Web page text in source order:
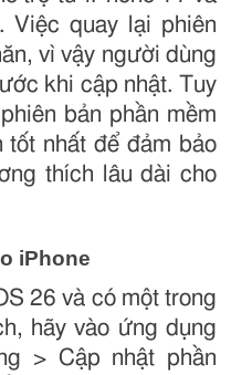
Việc quay lại phiên
vì vậy người dùng
khi cập nhật. Tuy
bản phần mềm
tốt nhất để đảm bảo
thích lâu dài cho
iPhone
26 và có một trong
hãy vào ứng dụng
> Cập nhật phần